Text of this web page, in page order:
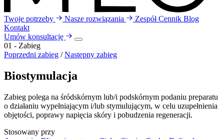
Twoje potrzeby Nasze rozwiązania ZespółCennik Blog
Kontakt
Umów konsultację
01 - Zabieg
Poprzedni zabieg / Następny zabieg
Biostymulacja
Zabieg polega na śródskórnym lub/i podskórnym podaniu preparatu
o działaniu wypełniającym i/lub stymulującym, w celu uzupełnienia
objętości, poprawy napięcia skóry i pobudzenia regeneracji.
Stosowany przy